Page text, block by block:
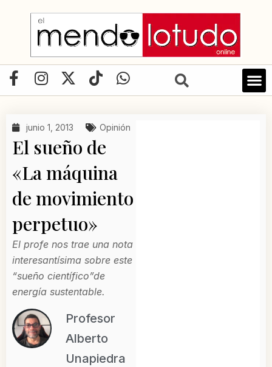
contenido
F
a
e
b
o
o
k
-
I
n
t
g
r
a
m
X
-
w
i
t
t
e
r
T
i
t
o
k
W
h
t
junio 1, 2013 Opinión
El sueño de
«La máquina
de movimiento
perpetuo»
El profe nos trae una nota
interesantísima sobre este
“sueño científico”de
energía sustentable.
Profesor
Alberto
Unapiedra